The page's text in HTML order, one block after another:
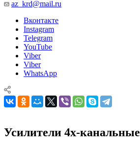
az_krd@mail.ru
Вконтакте
Instagram
Telegram
YouTube
Viber
Viber
WhatsApp
Усилители 4х-канальные